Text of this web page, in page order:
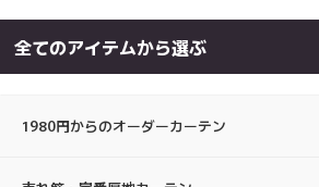
全てのアイテムから選ぶ
1980円からのオーダーカーテン